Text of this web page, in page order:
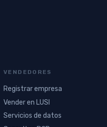
VENDEDORES
Registrar empresa
Vender en LUSI
Servicios de datos